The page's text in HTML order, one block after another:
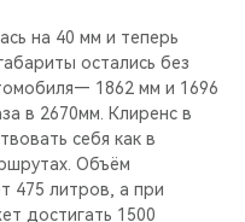
на 40 мм и теперь
остались без
1862 мм и 1696
в 2670мм. Клиренс в
себя как в
Объём
475 литров, а при
достигать 1500